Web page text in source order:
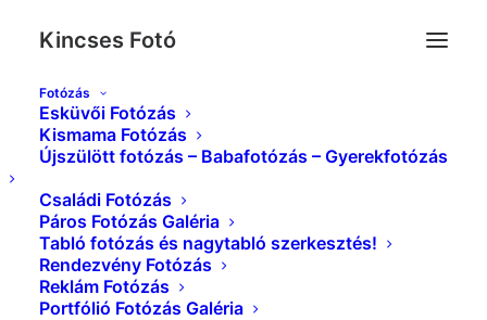
Kincses Fotó
Fotózás
Esküvői Fotózás
Kismama Fotózás
Újszülött fotózás – Babafotózás – Gyerekfotózás
Családi Fotózás
Páros Fotózás Galéria
Tabló fotózás és nagytabló szerkesztés!
Rendezvény Fotózás
Reklám Fotózás
Portfólió Fotózás Galéria
Kincses_Foto_Eskuvo_Kreativ_N&R_123336
Kezdőlap
Esküvői Képek Galéria
Kincses_Foto_Eskuvo_Kreativ_N&R_123336